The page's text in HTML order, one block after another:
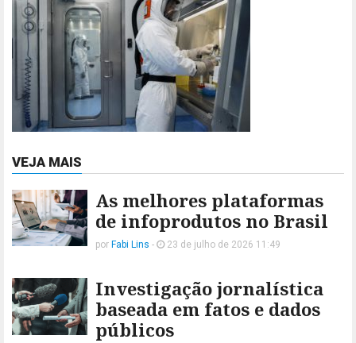
VEJA MAIS
As melhores plataformas
de infoprodutos no Brasil
por Fabi Lins - 23 de julho de 2026 11:49
Investigação jornalística
baseada em fatos e dados
públicos